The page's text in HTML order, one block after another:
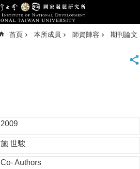
首頁 本所成員 師資陣容 期刊論文
2009
施 世駿
Co- Authors